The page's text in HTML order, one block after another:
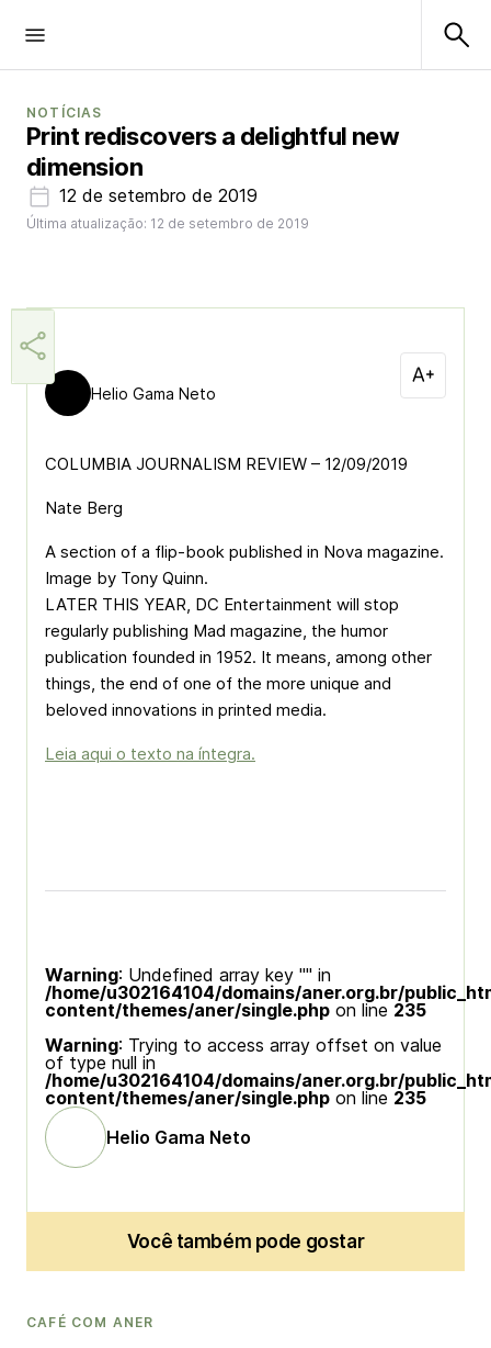
NOTÍCIAS
Print rediscovers a delightful new
dimension
12 de setembro de 2019
Última atualização: 12 de setembro de 2019
Helio Gama Neto
COLUMBIA JOURNALISM REVIEW – 12/09/2019
Nate Berg
A section of a flip-book published in Nova magazine.
Image by Tony Quinn.
LATER THIS YEAR, DC Entertainment will stop
regularly publishing Mad magazine, the humor
publication founded in 1952. It means, among other
things, the end of one of the more unique and
beloved innovations in printed media.
Leia aqui o texto na íntegra.
Warning: Undefined array key "" in
/home/u302164104/domains/aner.org.br/
content/themes/aner/single.php on line 235
Warning: Trying to access array offset on value
of type null in
/home/u302164104/domains/aner.org.br/
content/themes/aner/single.php on line 235
Helio Gama Neto
Você também pode gostar
CAFÉ COM ANER